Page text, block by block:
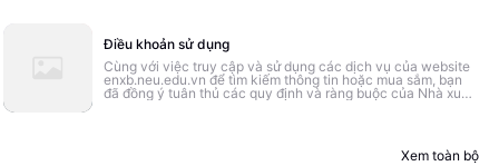
Điều khoản sử dụng
Cùng với việc truy cập và sử dụng các dịch vụ của website
enxb.neu.edu.vn để tìm kiếm thông tin hoặc mua sắm, bạn
đã đồng ý tuân thủ các quy định và ràng buộc của Nhà xuất
bản Đại học Kinh tế Quốc dân. Bạn vui lòng đọc kỹ các điều
Xem toàn bộ